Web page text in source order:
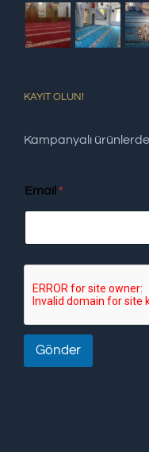
KAYIT OLUN!
Kampanyalı
Email *
Gönder